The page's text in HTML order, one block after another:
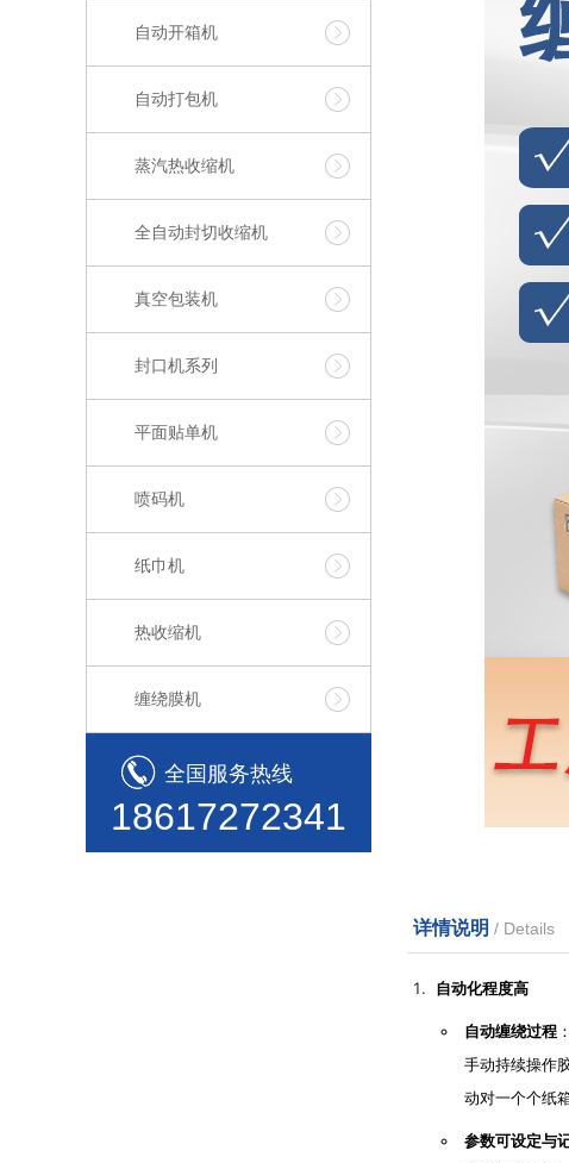
自动开箱机
自动打包机
蒸汽热收缩机
全自动封切收缩机
真空包装机
封口机系列
平面贴单机
喷码机
纸巾机
热收缩机
缠绕膜机
全国服务热线
18617272341
详情说明 / Details
自动化程度高
自动缠绕过程
手动持续操作
动对一个个纸
参数可设定与